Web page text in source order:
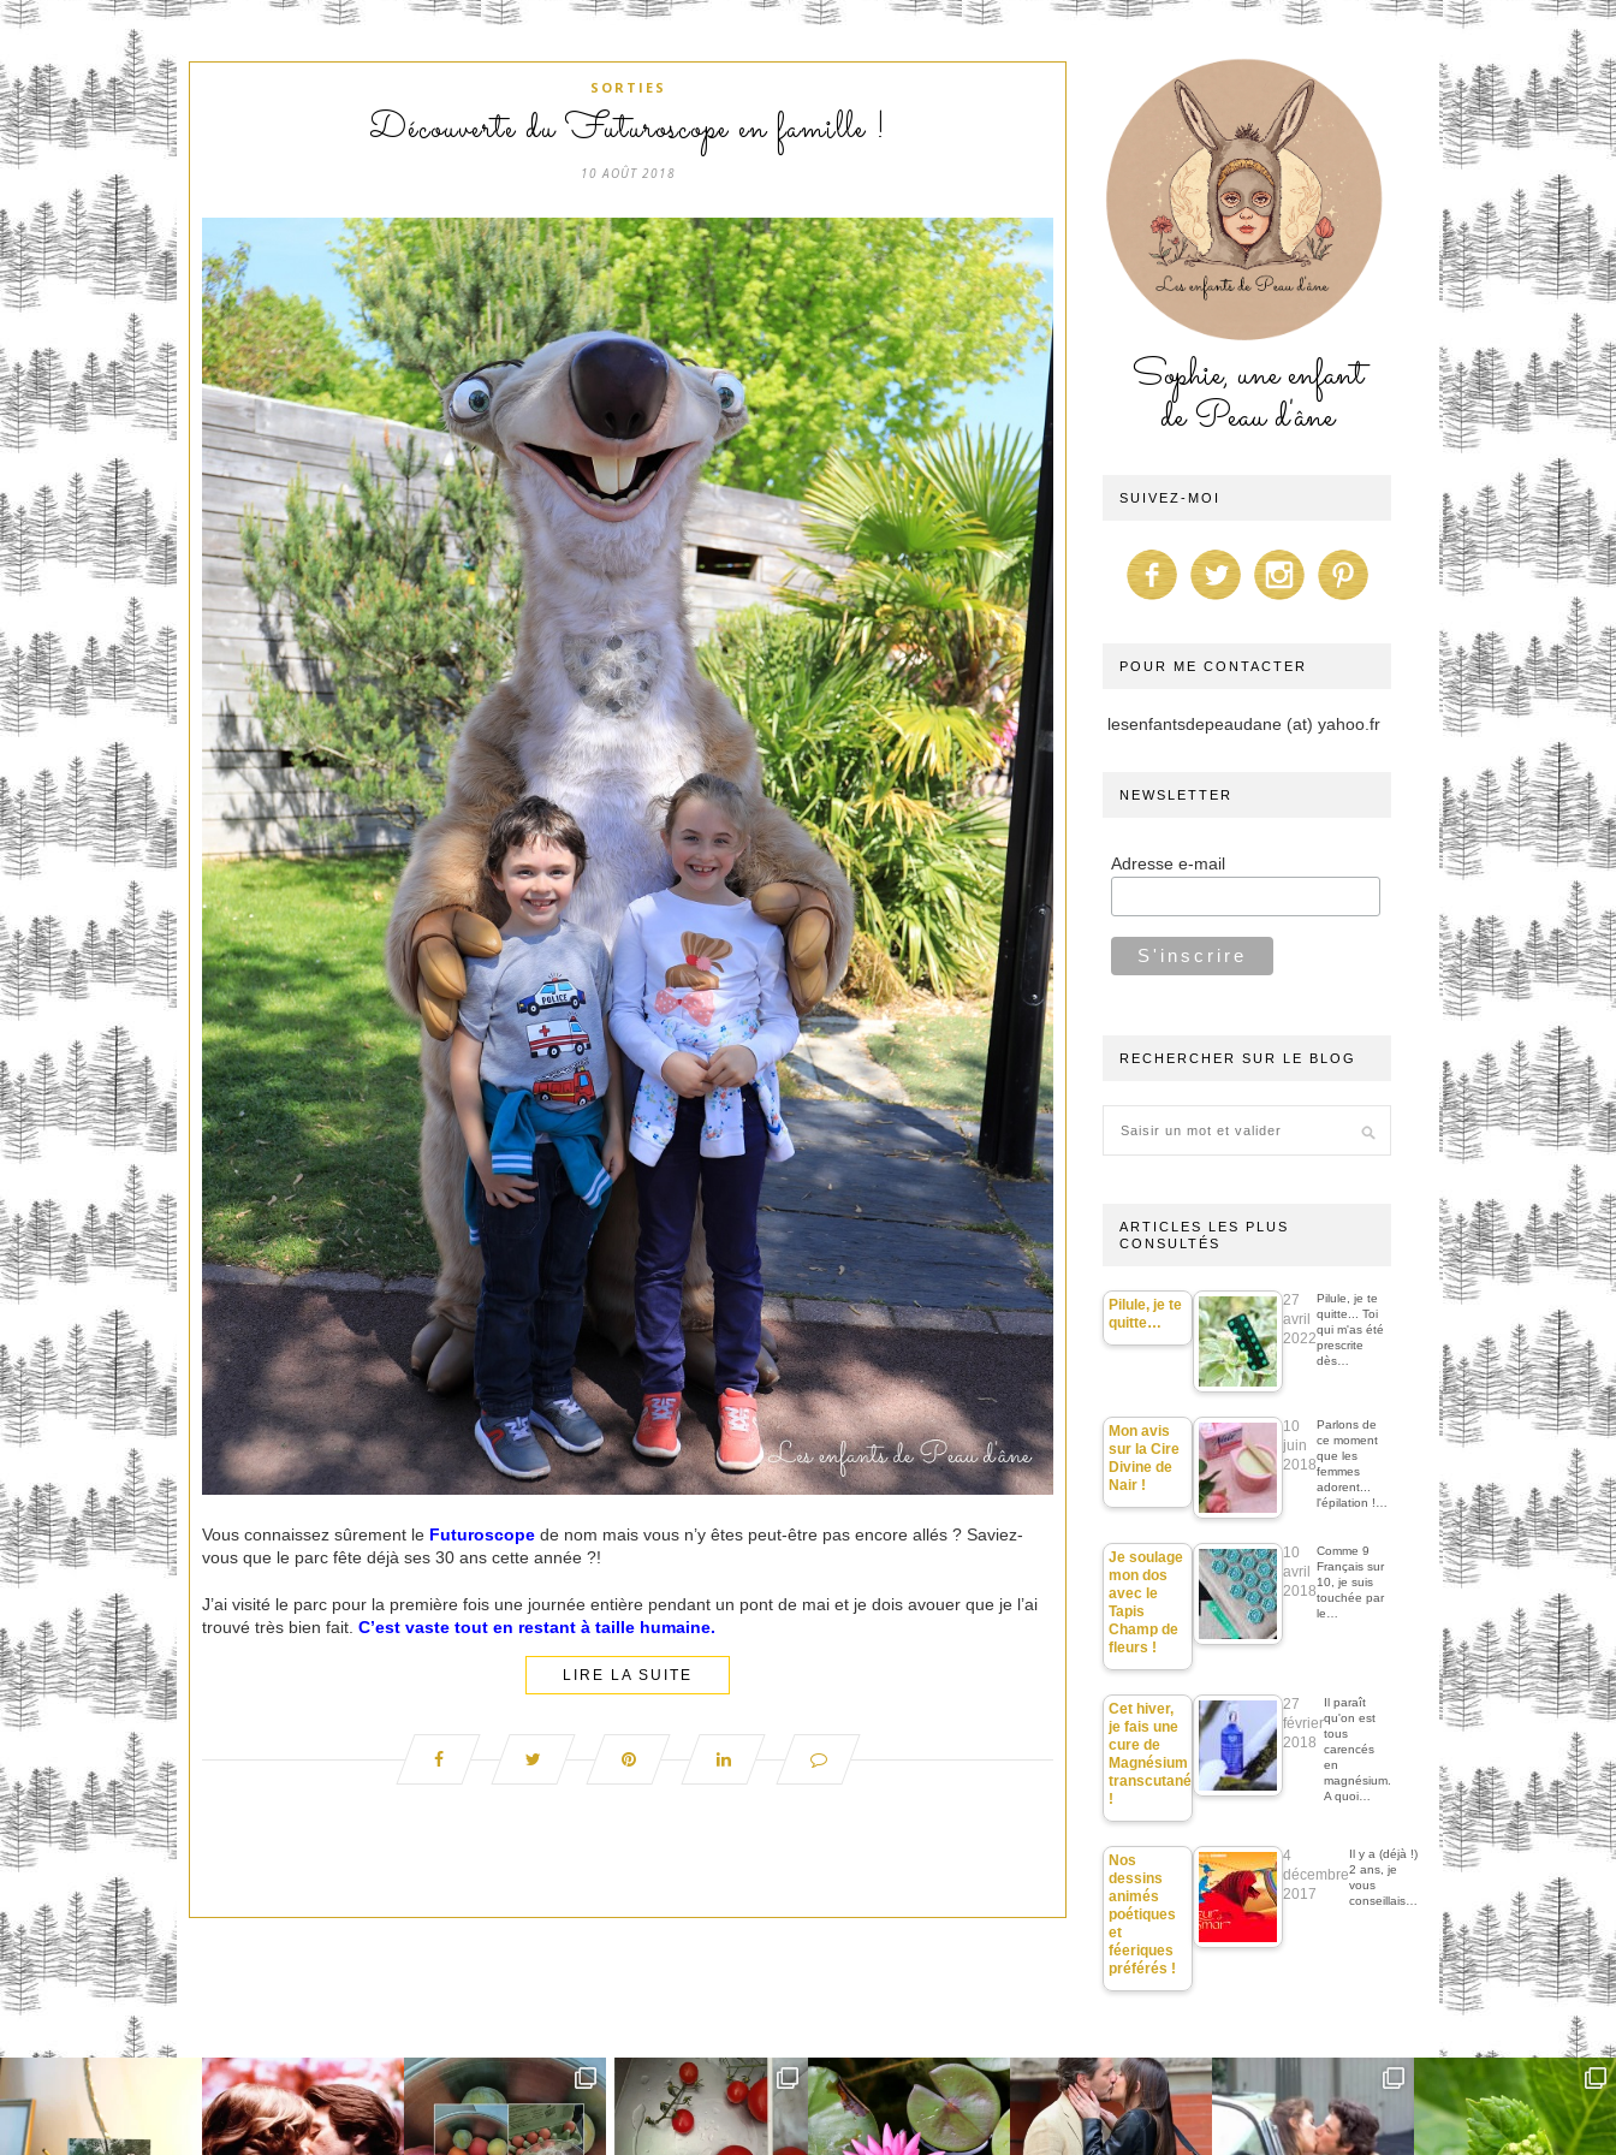
SORTIES
Découverte du Futuroscope en famille !
10 AOÛT 2018
Vous connaissez sûrement le Futuroscope de nom mais vous n’y êtes peut-être pas encore allés ? Saviez-
vous que le parc fête déjà ses 30 ans cette année ?!
J’ai visité le parc pour la première fois une journée entière pendant un pont de mai et je dois avouer que je l’ai
trouvé très bien fait. C’est vaste tout en restant à taille humaine.
LIRE LA SUITE
Sophie, une enfant
de Peau d'âne
SUIVEZ-MOI
POUR ME CONTACTER
lesenfantsdepeaudane (at) yahoo.fr
NEWSLETTER
Adresse e-mail
RECHERCHER SUR LE BLOG
ARTICLES LES PLUS
CONSULTÉS
Pilule, je te
quitte…
27
avril
2022
Pilule, je te
quitte... Toi
qui m'as été
prescrite
dès…
Mon avis
sur la Cire
Divine de
Nair !
10
juin
2018
Parlons de
ce moment
que les
femmes
adorent...
l'épilation !…
Je soulage
mon dos
avec le
Tapis
Champ de
fleurs !
10
avril
2018
Comme 9
Français sur
10, je suis
touchée par
le…
Cet hiver,
je fais une
cure de
Magnésium
transcutané
!
27
février
2018
Il paraît
qu'on est
tous
carencés
en
magnésium.
A quoi…
Nos
dessins
animés
poétiques
et
féeriques
préférés !
4
décembre
2017
Il y a (déjà !)
2 ans, je
vous
conseillais…